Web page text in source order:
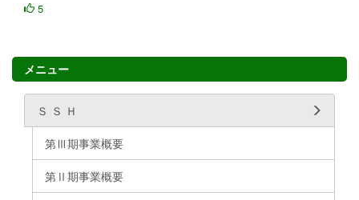
5
メニュー
Ｓ Ｓ Ｈ
第Ⅲ期事業概要
第Ⅱ期事業概要